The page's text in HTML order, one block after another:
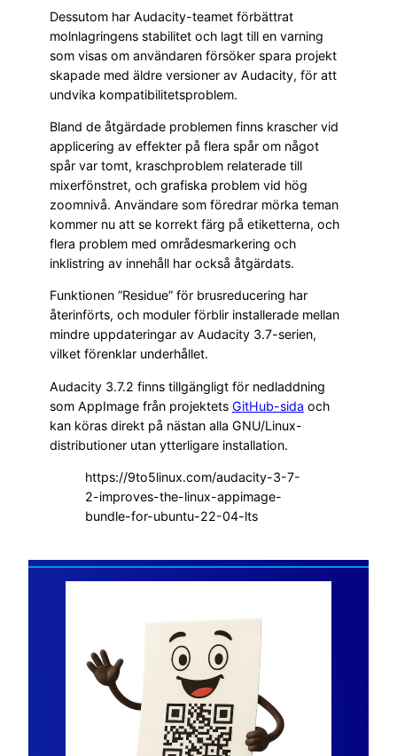
Dessutom har Audacity-teamet förbättrat
molnlagringens stabilitet och lagt till en varning
som visas om användaren försöker spara projekt
skapade med äldre versioner av Audacity, för att
undvika kompatibilitetsproblem.
Bland de åtgärdade problemen finns krascher vid
applicering av effekter på flera spår om något
spår var tomt, kraschproblem relaterade till
mixerfönstret, och grafiska problem vid hög
zoomnivå. Användare som föredrar mörka teman
kommer nu att se korrekt färg på etiketterna, och
flera problem med områdesmarkering och
inklistring av innehåll har också åtgärdats.
Funktionen ”Residue” för brusreducering har
återinförts, och moduler förblir installerade mellan
mindre uppdateringar av Audacity 3.7-serien,
vilket förenklar underhållet.
Audacity 3.7.2 finns tillgängligt för nedladdning
som AppImage från projektets GitHub-sida och
kan köras direkt på nästan alla GNU/Linux-
distributioner utan ytterligare installation.
https://9to5linux.com/audacity-3-7-
2-improves-the-linux-appimage-
bundle-for-ubuntu-22-04-lts